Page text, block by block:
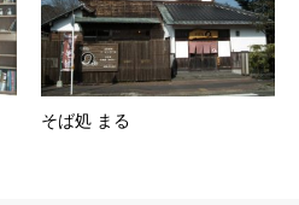
そば処 まる